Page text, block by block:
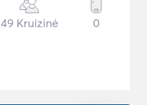
49 Kruizinė 0